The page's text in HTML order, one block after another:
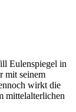
Eulenspiegel in
mit seinem
wirkt die
mittelalterlichen